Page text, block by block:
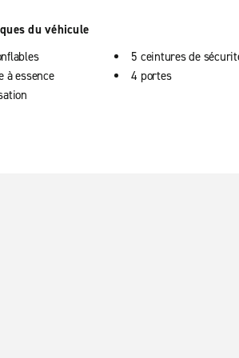
du véhicule
à essence
5 ceintures de
4 portes